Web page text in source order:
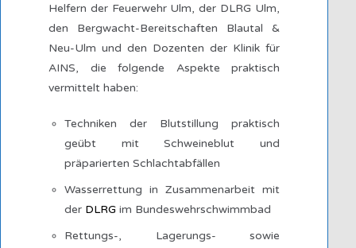
Helfern der Feuerwehr Ulm, der DLRG Ulm,
den Bergwacht-Bereitschaften Blautal &
Neu-Ulm und den Dozenten der Klinik für
AINS, die folgende Aspekte praktisch
vermittelt haben:
Techniken der Blutstillung praktisch
geübt mit Schweineblut und
präparierten Schlachtabfällen
Wasserrettung in Zusammenarbeit mit
der DLRG im Bundeswehrschwimmbad
Rettungs-, Lagerungs- sowie